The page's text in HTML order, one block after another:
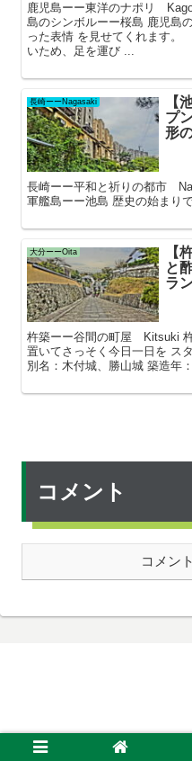
鹿児島ーー東洋のナポリ
島のシンボルーー桜島 鹿児島
った表情 を見せてくれます。
いため、足を運び ...
長崎ーーNagasaki
【
プ
形
長崎ーー平和と祈りの都市
軍艦島ーー池島 歴史の始まり
大分ーーOita
【
と
ラ
杵築ーー谷間の町屋 Kitsuki
置いてさっそく今日一日を
別名：木付城、勝山城 築造年
コメント
コメン
© 2018 気ままに